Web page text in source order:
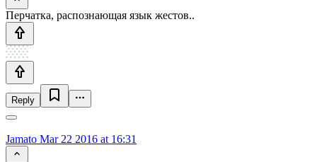
Перчатка, распознающая язык жестов..
Reply
Jamato Mar 22 2016 at 16:31